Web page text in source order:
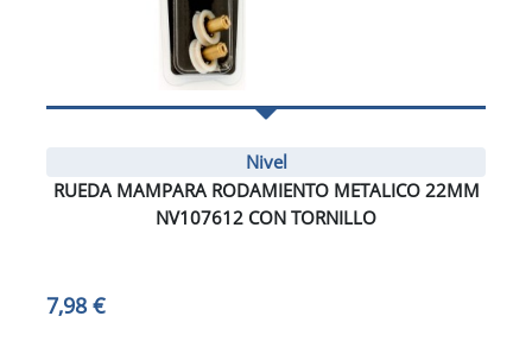
Nivel
RUEDA MAMPARA RODAMIENTO METALICO 22MM
NV107612 CON TORNILLO
7,98 €